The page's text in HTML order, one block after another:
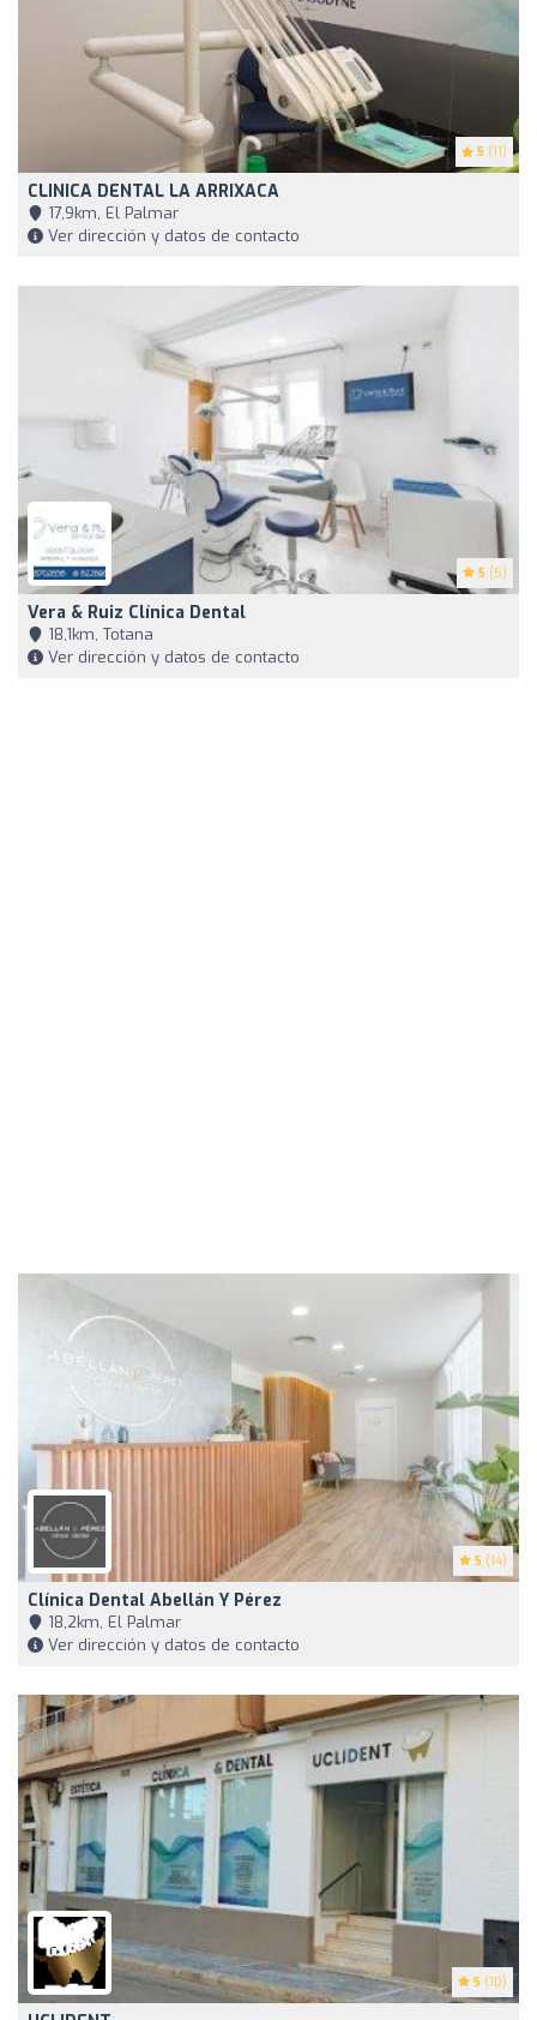
5 (11)
CLINICA DENTAL LA ARRIXACA
17,9km, El Palmar
Ver dirección y datos de contacto
5 (5)
Vera & Ruiz Clínica Dental
18,1km, Totana
Ver dirección y datos de contacto
5 (14)
Clínica Dental Abellán Y Pérez
18,2km, El Palmar
Ver dirección y datos de contacto
5 (10)